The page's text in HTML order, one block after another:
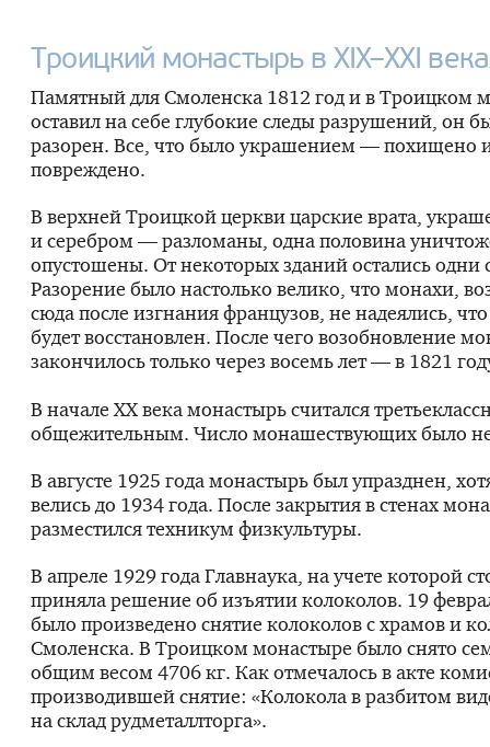
Троицкий монастырь в XIX–XXI
Памятный для Смоленска 1812 год и в Троицком
оставил на себе глубокие следы разрушений, он
разорен. Все, что было украшением — похищено
повреждено.
В верхней Троицкой церкви царские врата,
и серебром — разломаны, одна половина
опустошены. От некоторых зданий остались одни
Разорение было настолько велико, что монахи,
сюда после изгнания французов, не надеялись,
будет восстановлен. После чего возобновление
закончилось только через восемь лет — в 1821
В начале ХХ века монастырь считался
общежительным. Число монашествующих было
В августе 1925 года монастырь был упразднен,
велись до 1934 года. После закрытия в стенах
разместился техникум физкультуры.
В апреле 1929 года Главнаука, на учете которой
приняла решение об изъятии колоколов. 19
было произведено снятие колоколов с храмов и
Смоленска. В Троицком монастыре было снято
общим весом 4706 кг. Как отмечалось в акте
производившей снятие: «Колокола в разбитом
на склад рудметаллторга».